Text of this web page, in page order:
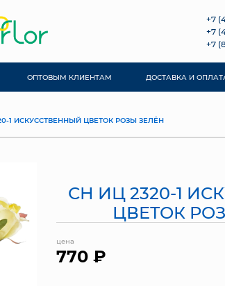
+7
+7
+7
ОПТОВЫМ КЛИЕНТАМ ДОСТАВКА И
1 ИСКУССТВЕННЫЙ ЦВЕТОК РОЗЫ ЗЕЛЁН
СН ИЦ 2320-1
ЦВЕТОК
цена
770 ₽